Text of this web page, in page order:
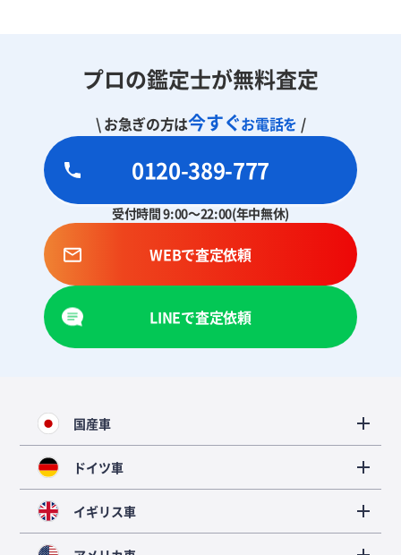
プロの鑑定士が無料査定
\ お急ぎの方は今すぐお電話を /
0120-389-777
受付時間 9:00～22:00(年中無休)
WEBで査定依頼
LINEで査定依頼
国産車
ドイツ車
イギリス車